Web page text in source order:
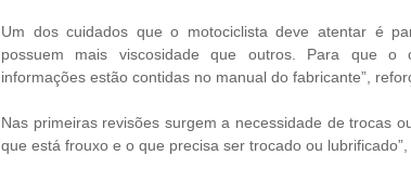
Um dos cuidados que o motociclista deve atentar é
possuem mais viscosidade que outros. Para que o
informações estão contidas no manual do fabricante”,
Nas primeiras revisões surgem a necessidade de trocas
que está frouxo e o que precisa ser trocado ou lubrificado”,